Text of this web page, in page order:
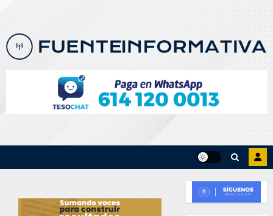
content